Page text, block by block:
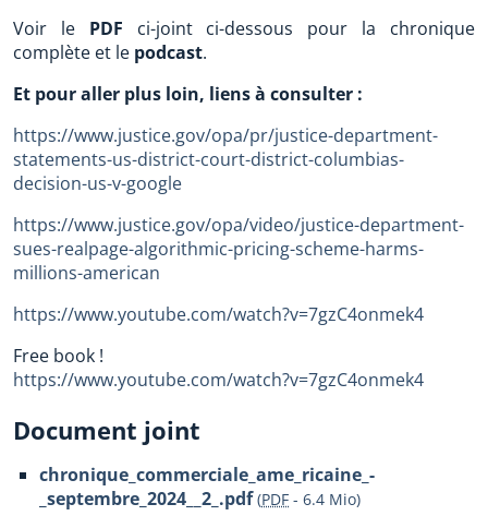
Voir le PDF ci-joint ci-dessous pour la chronique
complète et le podcast.
Et pour aller plus loin, liens à consulter :
https://www.justice.gov/opa/pr/justice-department-
statements-us-district-court-district-columbias-
decision-us-v-google
https://www.justice.gov/opa/video/justice-department-
sues-realpage-algorithmic-pricing-scheme-harms-
millions-american
https://www.youtube.com/watch?v=7gzC4onmek4
Free book !
https://www.youtube.com/watch?v=7gzC4onmek4
Document joint
chronique_commerciale_ame_ricaine_-
_septembre_2024__2_.pdf (PDF - 6.4 Mio)